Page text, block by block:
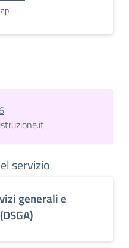
servizio
generali e